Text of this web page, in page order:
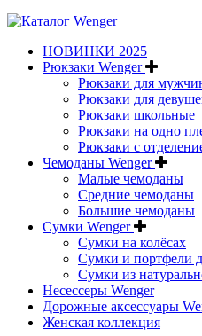
НОВИНКИ 2025
Рюкзаки Wenger
Рюкзаки для
Рюкзаки для
Рюкзаки школьные
Рюкзаки на одно
Рюкзаки с
Чемоданы Wenger
Малые чемоданы
Средние чемоданы
Большие чемоданы
Сумки Wenger
Сумки на колёсах
Сумки и портфели
Сумки из
Несессеры Wenger
Дорожные аксессуары
Женская коллекция